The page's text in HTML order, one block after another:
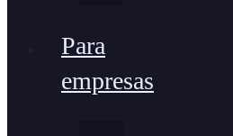
Para
empresas